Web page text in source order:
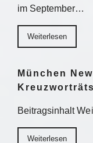
im September…
Weiterlesen
München
Beitragsinhalt
Weiterlesen